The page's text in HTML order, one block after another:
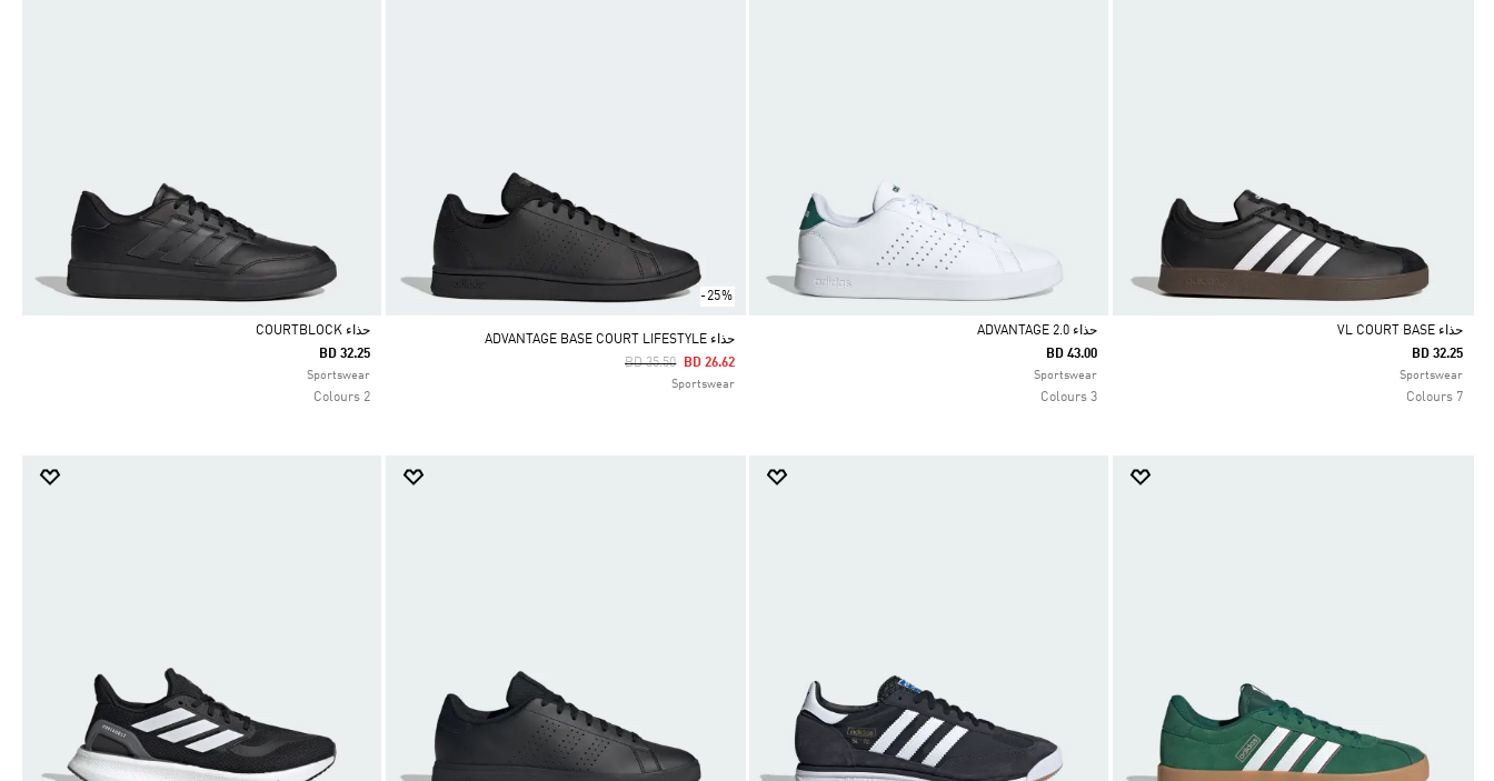
Selected
حذاء VL COURT BASE
BD 32.25
Sportswear
7 Colours
Selected
حذاء ADVANTAGE 2.0
BD 43.00
Sportswear
3 Colours
-25%
حذاء ADVANTAGE BASE COURT LIFESTYLE
Price Reduced From
BD 35.50ToBD 26.62
Sportswear
Selected
حذاء COURTBLOCK
BD 32.25
Sportswear
2 Colours